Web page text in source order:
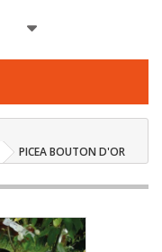
PICEA BOUTON D'OR